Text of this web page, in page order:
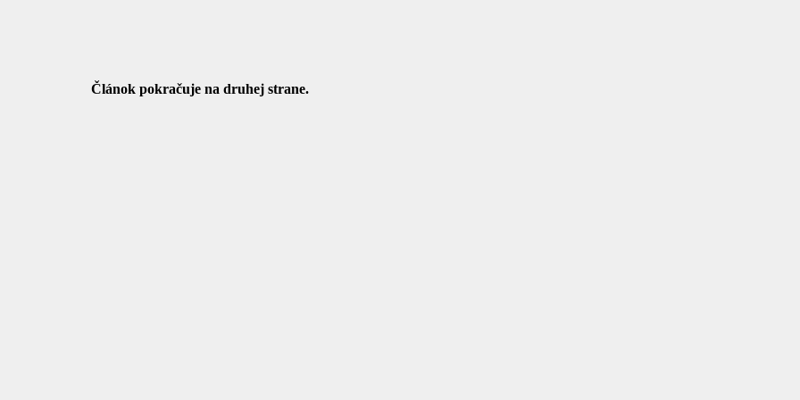
Článok pokračuje na druhej strane.